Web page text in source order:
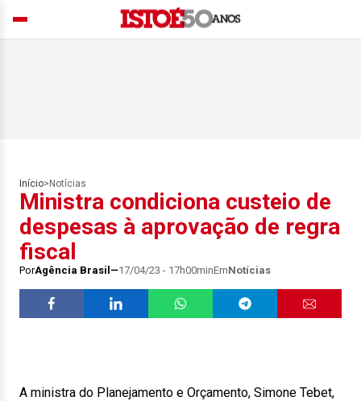
Início> Notícias
Ministra condiciona custeio de
despesas à aprovação de regra
fiscal
PorAgência Brasil 17/04/23 - 17h00minEmNotícias
A ministra do Planejamento e Orçamento, Simone Tebet,